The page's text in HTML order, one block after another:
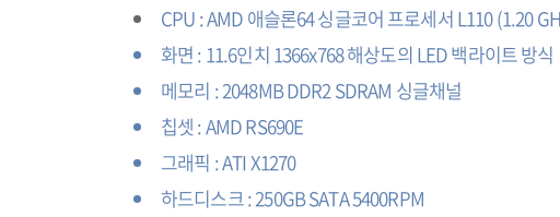
CPU : AMD 애슬론64 싱글코어 프로세서 L110 (1.20
화면 : 11.6인치 1366x768 해상도의 LED 백라이트 방식
메모리 : 2048MB DDR2 SDRAM 싱글채널
칩셋 : AMD RS690E
그래픽 : ATI X1270
하드디스크 : 250GB SATA 5400RPM